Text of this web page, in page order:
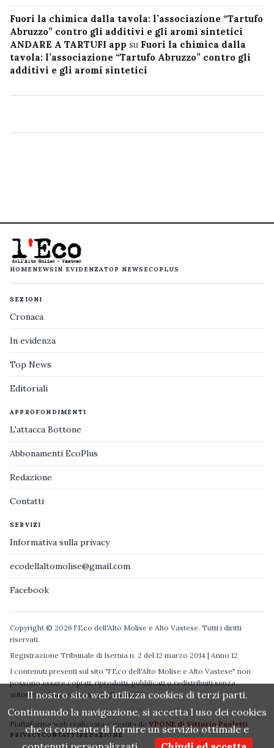
Fuori la chimica dalla tavola: l’associazione “Tartufo
Abruzzo” contro gli additivi e gli aromi sintetici
ANDARE A TARTUFI app su Fuori la chimica dalla
tavola: l’associazione “Tartufo Abruzzo” contro gli
additivi e gli aromi sintetici
HOMENEWS IN EVIDENZATOP NEWS ECOPLUS
SEZIONI
Cronaca
In evidenza
Top News
Editoriali
APPROFONDIMENTI
L'attacca Bottone
Abbonamenti EcoPlus
Redazione
Contatti
SERVIZI
Informativa sulla privacy
ecodellaltomolise@gmail.com
Facebook
Copyright © 2026 l'Eco dell'Alto Molise e Alto Vastese. Tutti i diritti
riservati.
Registrazione Tribunale di Isernia n. 2 del 12 marzo 2014 | Anno 12
I contenuti presenti sul sito "l'Eco dell'Alto Molise e Alto Vastese" non
possono essere copiati, riprodotti, pubblicati o redistribuiti senza
autorizzazione espressa degli autori.
Piattaforma web realizzata e gestita da VPONE di Vittorio Paoletti
PRIVACYCONTATTIREDAZIONE
Il nostro sito web utilizza cookies di terzi parti.
Continuando la navigazione, si accetta l uso dei cookies
che ci consente di fornire un servizio ottimale e